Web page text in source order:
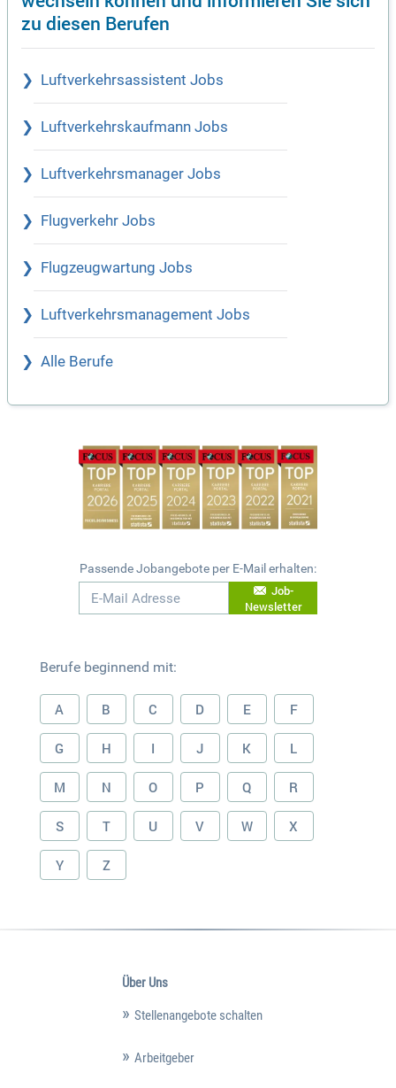
zu diesen Berufen
Luftverkehrsassistent Jobs
Luftverkehrskaufmann Jobs
Luftverkehrsmanager Jobs
Flugverkehr Jobs
Flugzeugwartung Jobs
Luftverkehrsmanagement Jobs
Alle Berufe
Passende Jobangebote per E-Mail erhalten:
Job-
Newsletter
Berufe beginnend mit:
A B C D E F
G H I J K L
M N O P Q R
S T U V W X
Y Z
Über Uns
Stellenangebote schalten
Arbeitgeber